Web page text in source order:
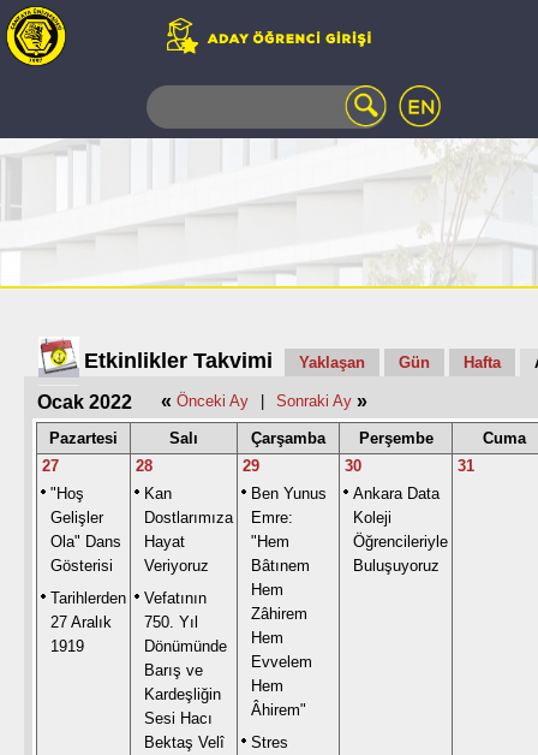
TELEFON
AÇILAN
UZAKTAN
EĞİTİM
KAMPÜSTE
YAŞAM
KÜTÜPHANE
PORTALI
ULAŞIM
Etkinlikler Takvimi Yaklaşan Gün Hafta
Ocak 2022 « Önceki Ay | Sonraki Ay »
Pazartesi Salı Çarşamba Perşembe
Cuma
27
"Hoş
Gelişler
Ola" Dans
Gösterisi
Tarihlerden
27 Aralık
1919
28
Kan
Dostlarımıza
Hayat
Veriyoruz
Vefatının
750. Yıl
Dönümünde
Barış ve
Kardeşliğin
Sesi Hacı
Bektaş Velî
29
Ben Yunus
Emre:
"Hem
Bâtınem
Hem
Zâhirem
Hem
Evvelem
Hem
Âhirem"
Stres
30
Ankara Data
Koleji
Öğrencileriyle
Buluşuyoruz
31